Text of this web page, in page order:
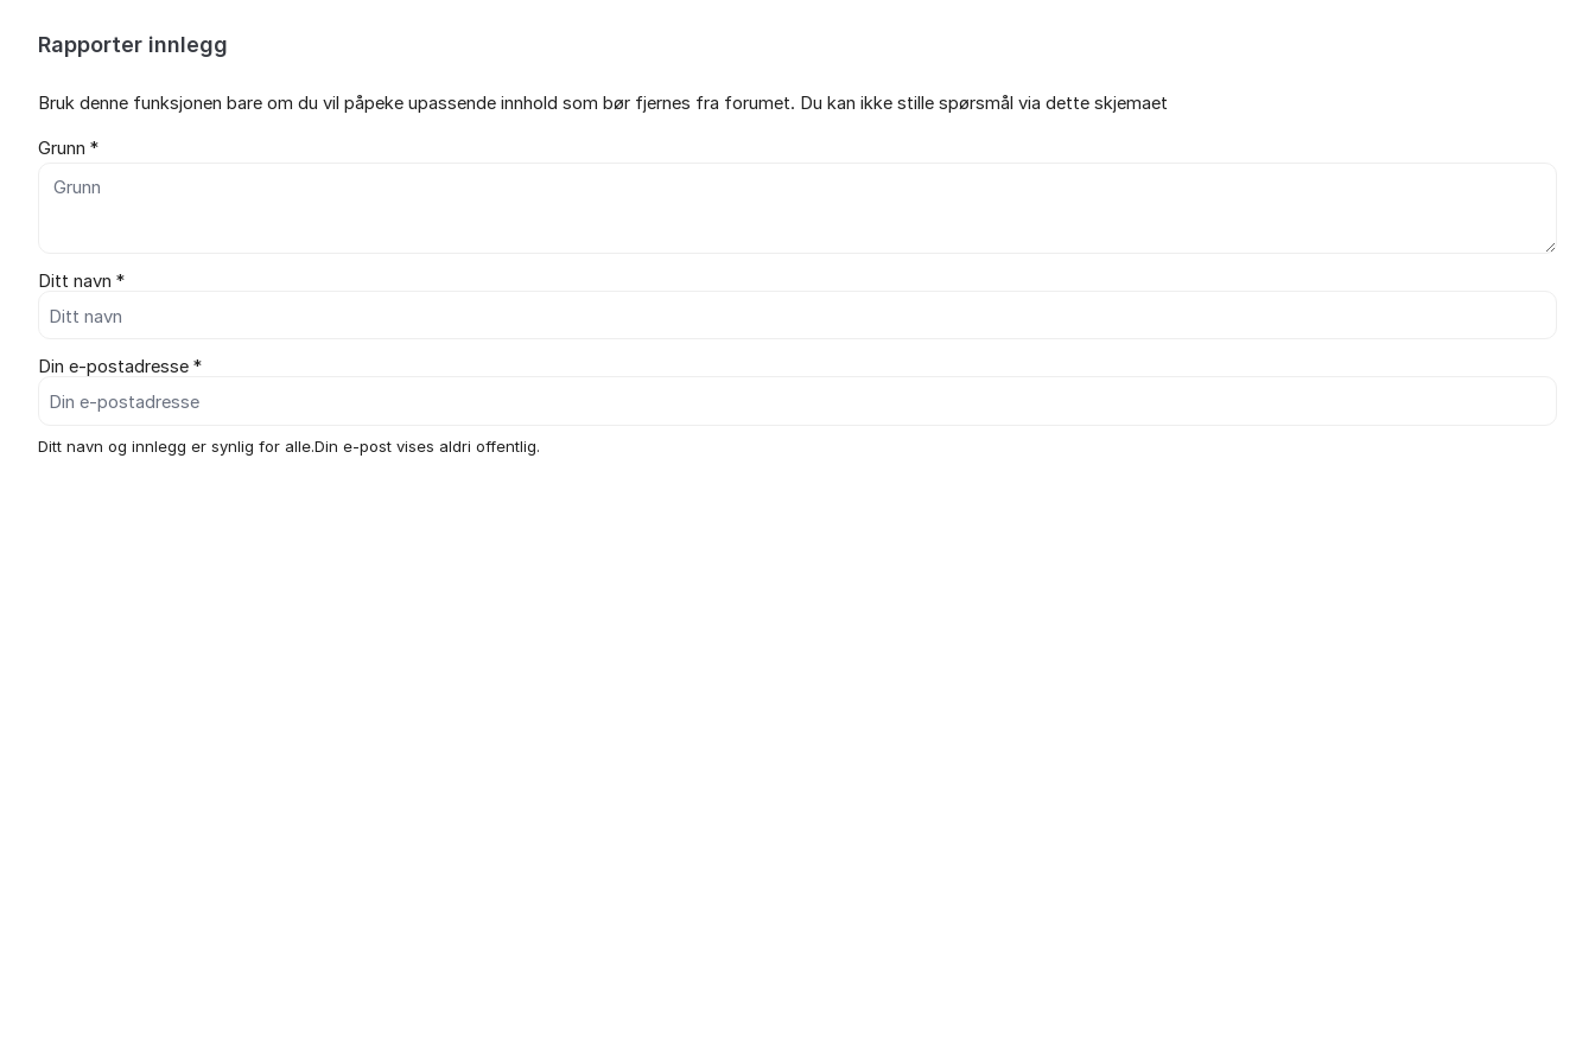
Rapporter innlegg
Bruk denne funksjonen bare om du vil påpeke upassende innhold som bør fjernes fra forumet. Du kan ikke stille spørsmål via dette skjemaet
Grunn *
Ditt navn *
Din e-postadresse *
Ditt navn og innlegg er synlig for alle.Din e-post vises aldri offentlig.